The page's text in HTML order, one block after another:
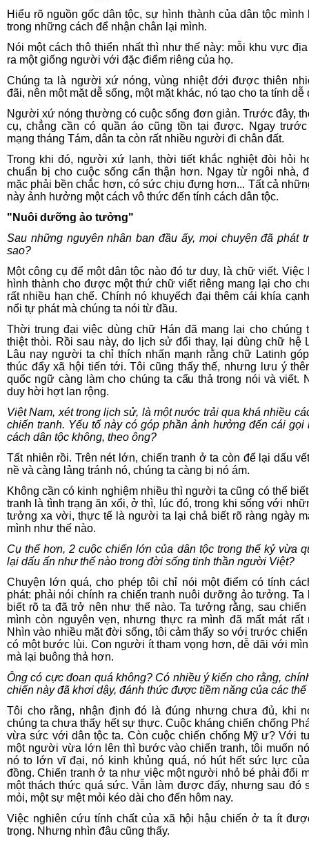
Hiểu rõ nguồn gốc dân tộc, sự hình thành của dân tộc mình
trong những cách để nhận chân lại mình.
Nói một cách thô thiển nhất thì như thế này: mỗi khu vực
ra một giống người với đặc điểm riêng của họ.
Chúng ta là người xứ nóng, vùng nhiệt đới được thiên
đãi, nên một mặt dễ sống, một mặt khác, nó tạo cho ta tính dễ
Người xứ nóng thường có cuộc sống đơn giản. Trước đây,
cụ, chẳng cần có quần áo cũng tồn tại được. Ngay trước
mạng tháng Tám, dân ta còn rất nhiều người đi chân đất.
Trong khi đó, người xứ lạnh, thời tiết khắc nghiệt đòi hỏi
chuẩn bị cho cuộc sống cẩn thận hơn. Ngay từ ngôi nhà,
mặc phải bền chắc hơn, có sức chịu đựng hơn... Tất cả
này ảnh hưởng một cách vô thức đến tính cách dân tộc.
"Nuôi dưỡng ảo tưởng"
Sau những nguyên nhân ban đầu ấy, mọi chuyện đã phát
sao?
Một công cụ để một dân tộc nào đó tư duy, là chữ viết. Việc
hình thành cho được một thứ chữ viết riêng mang lại cho
rất nhiều hạn chế. Chính nó khuyếch đại thêm cái khía
nổi tự phát mà chúng ta nói từ đầu.
Thời trung đại việc dùng chữ Hán đã mang lại cho chúng
thiệt thòi. Rồi sau này, do lịch sử đổi thay, lại dùng chữ hệ
Lâu nay người ta chỉ thích nhấn mạnh rằng chữ Latinh
thúc đẩy xã hội tiến tới. Tôi cũng thấy thế, nhưng lưu ý
quốc ngữ càng làm cho chúng ta cẩu thả trong nói và viết.
duy hời hợt lan rộng.
Việt Nam, xét trong lịch sử, là một nước trải qua khá nhiều
chiến tranh. Yếu tố này có góp phần ảnh hưởng đến cái gọi
cách dân tộc không, theo ông?
Tất nhiên rồi. Trên nét lớn, chiến tranh ở ta còn để lại dấu
nề và càng lảng tránh nó, chúng ta càng bị nó ám.
Không cần có kinh nghiệm nhiều thì người ta cũng có thể
tranh là tình trạng ăn xổi, ở thì, lúc đó, trong khi sống với
tưởng xa vời, thực tế là người ta lại chả biết rõ ràng ngày
mình như thế nào.
Cụ thể hơn, 2 cuộc chiến lớn của dân tộc trong thế kỷ vừa
lại dấu ấn như thế nào trong đời sống tinh thần người Việt?
Chuyện lớn quá, cho phép tôi chỉ nói một điểm có tính
phát: phải nói chính ra chiến tranh nuôi dưỡng ảo tưởng. Ta
biết rõ ta đã trở nên như thế nào. Ta tưởng rằng, sau chiến
mình còn nguyên vẹn, nhưng thực ra mình đã mất mát rất
Nhìn vào nhiều mặt đời sống, tôi cảm thấy so với trước chiến
có một bước lùi. Con người ít tham vọng hơn, dễ dãi với
mà lại buông thả hơn.
Ông có cực đoan quá không? Có nhiều ý kiến cho rằng,
chiến này đã khơi dậy, đánh thức được tiềm năng của các thế
Tôi cho rằng, nhận định đó là đúng nhưng chưa đủ, khi
chúng ta chưa thấy hết sự thực. Cuộc kháng chiến chống
vừa sức với dân tộc ta. Còn cuộc chiến chống Mỹ ư? Với
một người vừa lớn lên thì bước vào chiến tranh, tôi muốn
nó to lớn vĩ đại, nó kinh khủng quá, nó hút hết sức lực
đồng. Chiến tranh ở ta như việc một người nhỏ bé phải đối
một thách thức quá sức. Vẫn làm được đấy, nhưng sau đó
mỏi, một sự mệt mỏi kéo dài cho đến hôm nay.
Việc nghiên cứu tính chất của xã hội hậu chiến ở ta ít
trọng. Nhưng nhìn đâu cũng thấy.